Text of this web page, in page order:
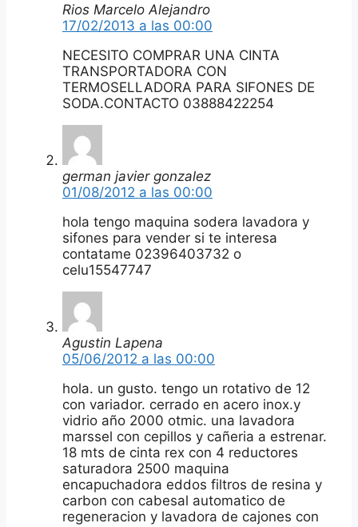
Rios Marcelo Alejandro
17/02/2013 a las 00:00
NECESITO COMPRAR UNA CINTA
TRANSPORTADORA CON
TERMOSELLADORA PARA SIFONES DE
SODA.CONTACTO 03888422254
german javier gonzalez
01/08/2012 a las 00:00
hola tengo maquina sodera lavadora y
sifones para vender si te interesa
contatame 02396403732 o
celu15547747
Agustin Lapena
05/06/2012 a las 00:00
hola. un gusto. tengo un rotativo de 12
con variador. cerrado en acero inox.y
vidrio año 2000 otmic. una lavadora
marssel con cepillos y cañeria a estrenar.
18 mts de cinta rex con 4 reductores
saturadora 2500 maquina
encapuchadora eddos filtros de resina y
carbon con cabesal automatico de
regeneracion y lavadora de cajones con